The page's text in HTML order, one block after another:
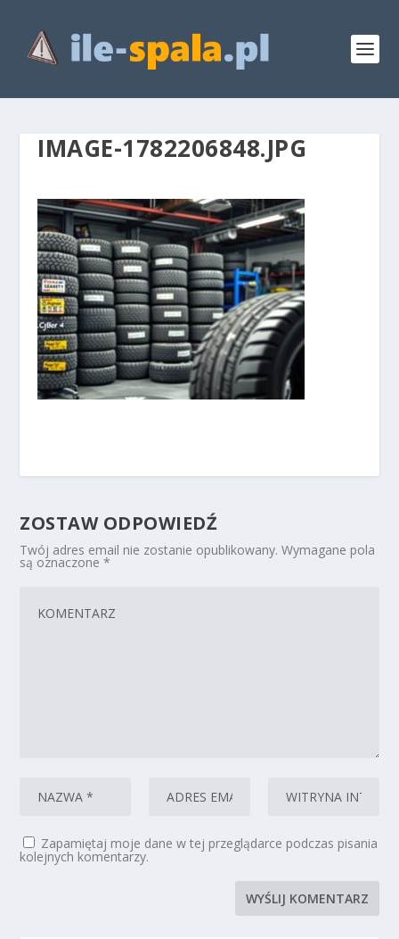
IMAGE-1782206848.JPG
ZOSTAW ODPOWIEDŹ
Twój adres email nie zostanie opublikowany. Wymagane pola
są oznaczone*
Zapamiętaj moje dane w tej przeglądarce podczas pisania
kolejnych komentarzy.